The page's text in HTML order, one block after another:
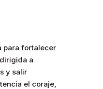
para fortalecer
a
y salir
el coraje,